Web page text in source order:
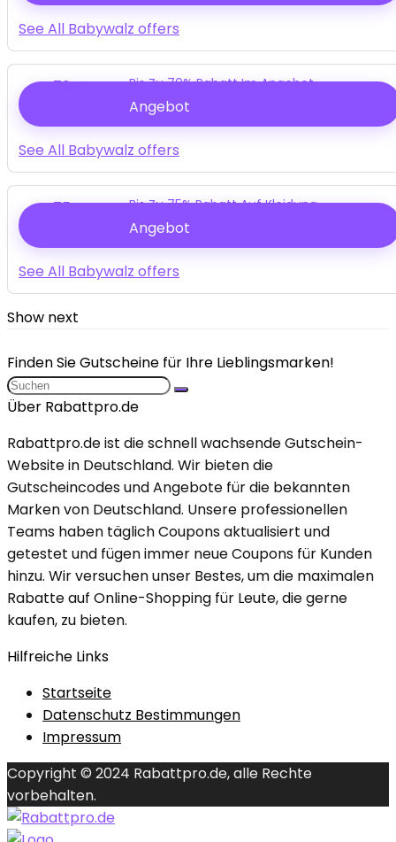
See All Babywalz offers
70% Bis Zu 70% Rabatt Im Angebot
Angebot
See All Babywalz offers
75% Bis Zu 75% Rabatt Auf Kleidung
Angebot
See All Babywalz offers
Show next
Finden Sie Gutscheine für Ihre Lieblingsmarken!
Über Rabattpro.de
Rabattpro.de ist die schnell wachsende Gutschein-
Website in Deutschland. Wir bieten die
Gutscheincodes und Angebote für die bekannten
Marken von Deutschland. Unsere professionellen
Teams haben täglich Coupons aktualisiert und
getestet und fügen immer neue Coupons für Kunden
hinzu. Wir versuchen unser Bestes, um die maximalen
Rabatte auf Online-Shopping für Leute, die gerne
kaufen, zu bieten.
Hilfreiche Links
Startseite
Datenschutz Bestimmungen
Impressum
Copyright © 2024 Rabattpro.de, alle Rechte
vorbehalten.